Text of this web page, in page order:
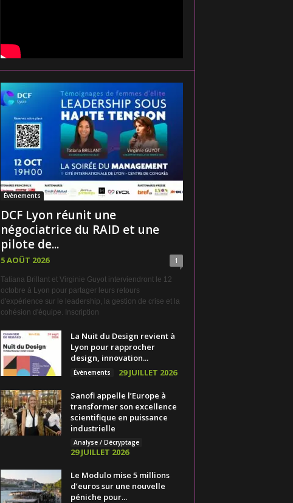
Évènements
DCF Lyon réunit une
négociatrice du RAID et une
pilote de...
5 AOÛT 2026 1
Tatiana Brillant et Virginie Guyot interviendront le 12
octobre à Lyon pour partager leurs retours
d'expérience sur le leadership, la gestion de crise et la
cohésion d'équipe. Inscription
La Nuit du Design revient à
Lyon pour rapprocher
design, innovation...
Évènements 29 JUILLET 2026
Sanofi appelle l’Europe à
transformer son excellence
scientifique en puissance
industrielle
Analyse / Décryptage
29 JUILLET 2026
Le Modulo mise 5 millions
d’euros sur une nouvelle
péniche pour...